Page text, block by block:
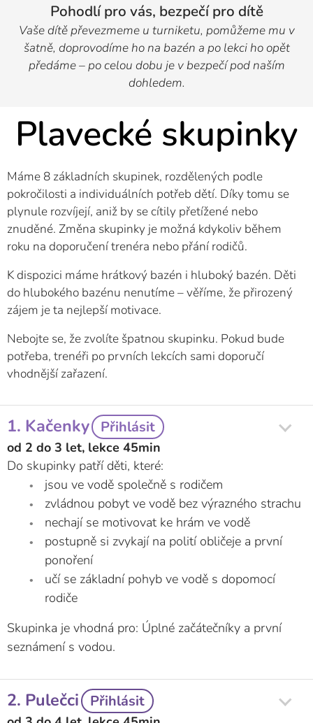
Pohodlí pro vás, bezpečí pro dítě
Vaše dítě převezmeme u turniketu, pomůžeme mu v
šatně, doprovodíme ho na bazén a po lekci ho opět
předáme – po celou dobu je v bezpečí pod naším
dohledem.
Plavecké skupinky
Máme 8 základních skupinek, rozdělených podle
pokročilosti a individuálních potřeb dětí. Díky tomu se
plynule rozvíjejí, aniž by se cítily přetížené nebo
znuděné. Změna skupinky je možná kdykoliv během
roku na doporučení trenéra nebo přání rodičů.
K dispozici máme hrátkový bazén i hluboký bazén. Děti
do hlubokého bazénu nenutíme – věříme, že přirozený
zájem je ta nejlepší motivace.
Nebojte se, že zvolíte špatnou skupinku. Pokud bude
potřeba, trenéři po prvních lekcích sami doporučí
vhodnější zařazení.
1. Kačenky Přihlásit
od 2 do 3 let, lekce 45min
Do skupinky patří děti, které:
jsou ve vodě společně s rodičem
zvládnou pobyt ve vodě bez výrazného strachu
nechají se motivovat ke hrám ve vodě
postupně si zvykají na polití obličeje a první
ponoření
učí se základní pohyb ve vodě s dopomocí
rodiče
Skupinka je vhodná pro: Úplné začátečníky a první
seznámení s vodou.
2. Pulečci Přihlásit